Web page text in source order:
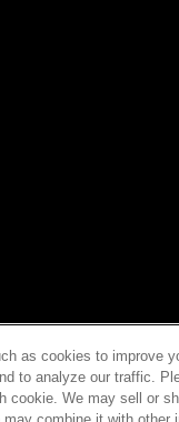
as cookies to improve
to analyze our traffic.
cookie. We may sell or